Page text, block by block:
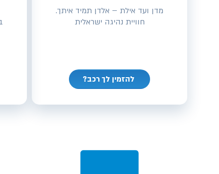
מדן ועד אילת – אלדן תמיד איתך.
חוויית נהיגה ישראלית
להזמין לך רכב?